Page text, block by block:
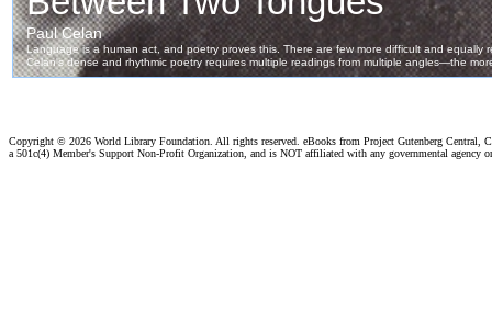
Copyright © 2026 World Library Foundation. All rights reserved. eBooks from Project Gutenberg Central,
a 501c(4) Member's Support Non-Profit Organization, and is NOT affiliated with any governmental agency